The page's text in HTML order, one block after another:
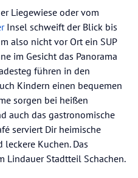
Liegewiese oder vom
Insel schweift der Blick bis
also nicht vor Ort ein SUP
im Gesicht das Panorama
führen in den
Kindern einen bequemen
sorgen bei heißen
auch das gastronomische
serviert Dir heimische
leckere Kuchen. Das
Lindauer Stadtteil Schachen.